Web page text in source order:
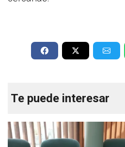
Te puede interesar